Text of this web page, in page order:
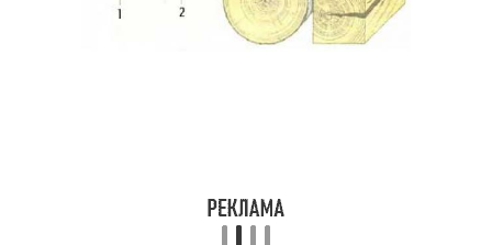
Трещины в срубе